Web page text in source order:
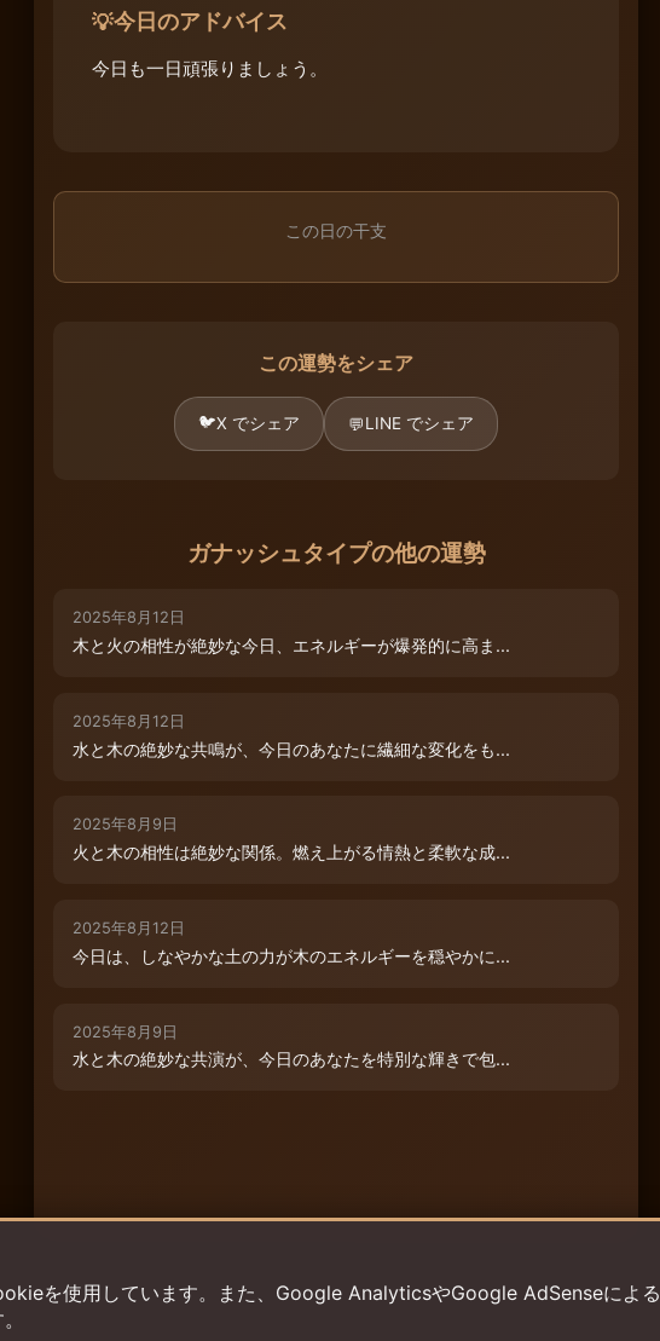
💡今日のアドバイス
今日も一日頑張りましょう。
この日の干支
この運勢をシェア
🐦X でシェア 💬LINE でシェア
ガナッシュタイプの他の運勢
2025年8月12日
木と火の相性が絶妙な今日、エネルギーが爆発的に高ま...
2025年8月12日
水と木の絶妙な共鳴が、今日のあなたに繊細な変化をも...
2025年8月9日
火と木の相性は絶妙な関係。燃え上がる情熱と柔軟な成...
2025年8月12日
今日は、しなやかな土の力が木のエネルギーを穏やかに...
2025年8月9日
水と木の絶妙な共演が、今日のあなたを特別な輝きで包...
を使用しています。また、Google AnalyticsやGoogle AdSenseによる